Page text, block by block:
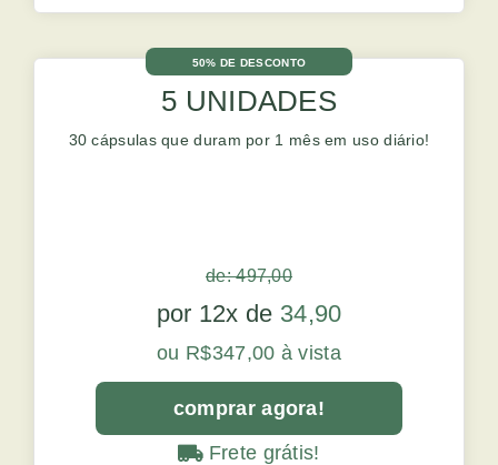
50% DE DESCONTO
5 UNIDADES
30 cápsulas que duram por 1 mês em uso diário!
de: 497,00
por 12x de 34,90
ou R$347,00 à vista
comprar agora!
Frete grátis!